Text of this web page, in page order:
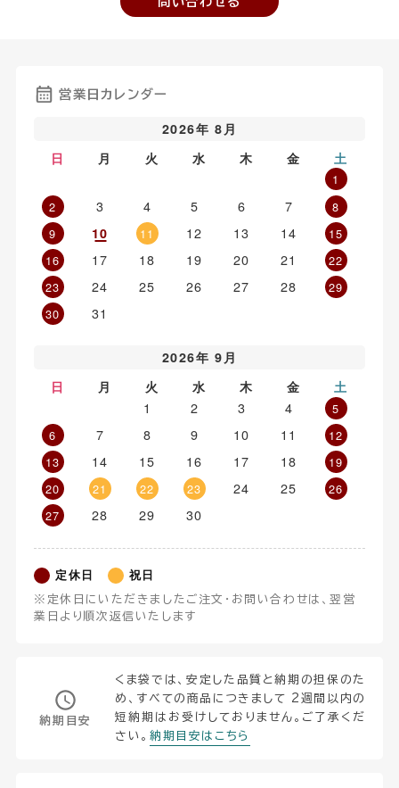
営業日カレンダー
2026年 8月
日
月 火 水 木 金 土
1
2
3 4 5 6 7
8
9
10 11 12 13 14
15
16
17 18 19 20 21
22
23
24 25 26 27 28
29
30
31
2026年 9月
日
月 火 水 木 金 土
1 2 3 4
5
6
7 8 9 10 11
12
13
14 15 16 17 18
19
20
21 22 23 24 25
26
27
28 29 30
定休日 祝日
※定休日にいただきましたご注文・お問い合わせは、翌営
業日より順次返信いたします
納期目安
くま袋では、安定した品質と納期の担保のた
め、すべての商品につきまして 2週間以内の
短納期はお受けしておりません。ご了承くだ
さい。納期目安はこちら